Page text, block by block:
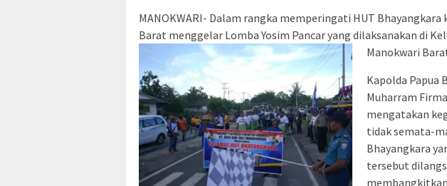
MANOKWARI- Dalam rangka memperingati HUT Bhayangkara
Barat menggelar Lomba Yosim Pancar yang dilaksanakan di
Manokwari
Kapolda Papua
Muharram
mengatakan
tidak semata-
Bhayangkara
tersebut